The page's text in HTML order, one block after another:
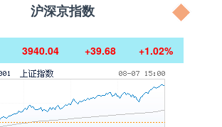
沪深京指数
3940.04 +39.68 +1.02%